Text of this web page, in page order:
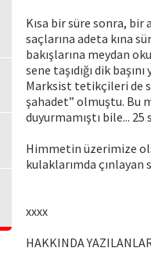
Kısa bir süre sonra,
saçlarına adeta kına
bakışlarına meydan
sene taşıdığı dik
Marksist tetikçileri de
şahadet” olmuştu. Bu
duyurmamıştı bile... 25
Himmetin üzerimize
kulaklarımda çınlayan
xxxx
HAKKINDA